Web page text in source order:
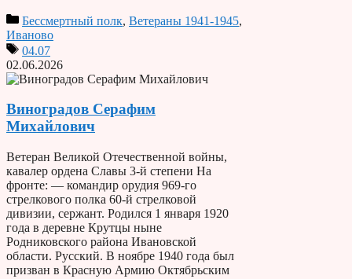
Бессмертный полк, Ветераны 1941-1945,
Иваново
04.07
02.06.2026
Виноградов Серафим
Михайлович
Ветеран Великой Отечественной войны,
кавалер ордена Славы 3-й степени На
фронте: — командир орудия 969-го
стрелкового полка 60-й стрелковой
дивизии, сержант. Родился 1 января 1920
года в деревне Крутцы ныне
Родниковского района Ивановской
области. Русский. В ноябре 1940 года был
призван в Красную Армию Октябрьским